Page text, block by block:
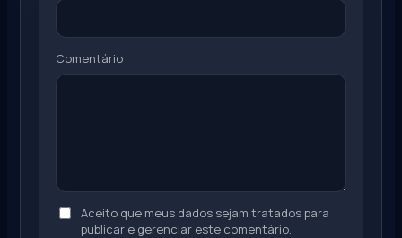
Comentário
Aceito que meus dados sejam tratados para
publicar e gerenciar este comentário.